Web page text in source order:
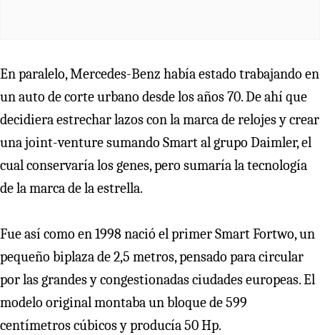
En paralelo, Mercedes-Benz había estado trabajando en
un auto de corte urbano desde los años 70. De ahí que
decidiera estrechar lazos con la marca de relojes y crear
una joint-venture sumando Smart al grupo Daimler, el
cual conservaría los genes, pero sumaría la tecnología
de la marca de la estrella.
Fue así como en 1998 nació el primer Smart Fortwo, un
pequeño biplaza de 2,5 metros, pensado para circular
por las grandes y congestionadas ciudades europeas. El
modelo original montaba un bloque de 599
centímetros cúbicos y producía 50 Hp.